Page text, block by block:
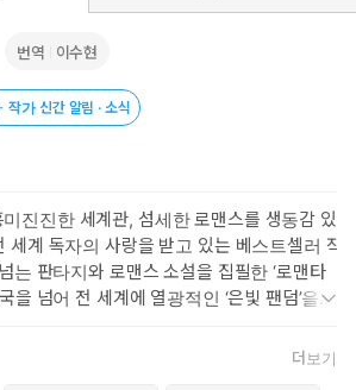
번역 이수현
작가 신간 알림 · 소식
진진한 세계관, 섬세한 로맨스를 생동감 있
세계 독자의 사랑을 받고 있는 베스트셀러 작
는 판타지와 로맨스 소설을 집필한 ‘로맨타
을 넘어 전 세계에 열광적인 ‘은빛 팬덤’을 일
》은 출간 전 예약판매로만 베스트셀러 1
이의 어머니로, 막내딸을 입양한 뒤 2019년
더보기